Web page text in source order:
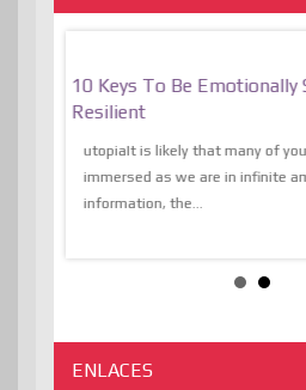
10 Keys To Be Emotionally
Resilient
utopiaIt is likely that many of
immersed as we are in infinite
information, the...
ENLACES